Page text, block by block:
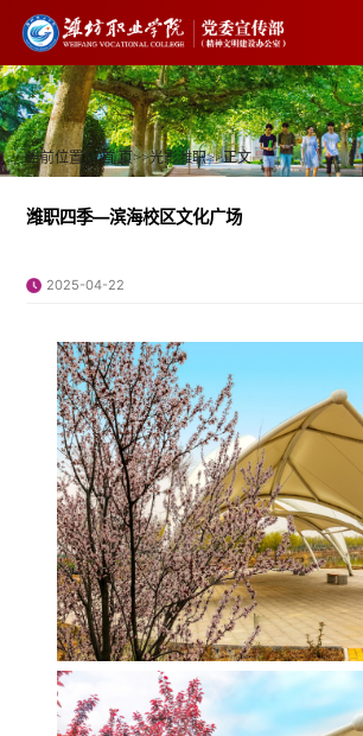
当前位置：首 页>>光影潍职>>正文
潍职四季—滨海校区文化广场
2025-04-22